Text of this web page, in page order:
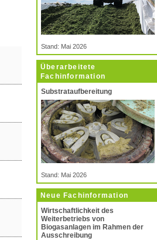
Stand: Mai 2026
Überarbeitete
Fachinformation
Substrataufbereitung
Stand: Mai 2026
Neue Fachinformation
Wirtschaftlichkeit des
Weiterbetriebs von
Biogasanlagen im Rahmen der
Ausschreibung